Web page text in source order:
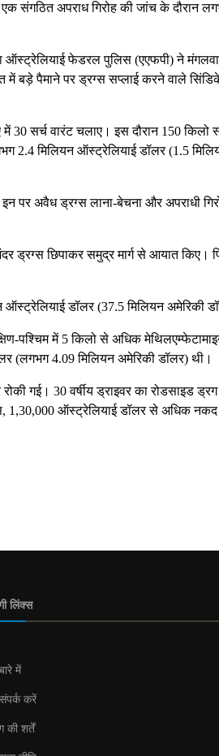
अपराध गिरोह की जांच के दौरान
फेडरल पुलिस (एएफपी) ने
में बड़े पैमाने पर ड्रग्स सप्लाई करने वाले
सर्च वारंट चलाए। इस दौरान 150 किलो
2.4 मिलियन ऑस्ट्रेलियाई डॉलर (1.5
पर अवैध ड्रग्स लाना-बेचना और अपराधी
ड्रग्स छिपाकर समुद्र मार्ग से आयात
डॉलर (37.5 मिलियन अमेरिकी
पश्चिम में 5 किलो से अधिक
(लगभग 4.09 मिलियन अमेरिकी डॉलर) थी।
गई। 30 वर्षीय ड्राइवर का रोडसाइड
ऑस्ट्रेलियाई डॉलर से अधिक नकद
लिंक्स
में
करें
की शर्तें